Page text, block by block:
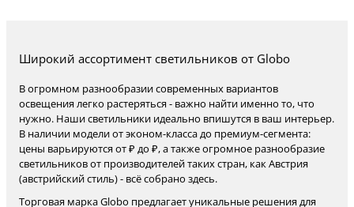
Широкий ассортимент светильников от Globo
В огромном разнообразии современных вариантов
освещения легко растеряться - важно найти именно то, что
нужно. Наши светильники идеально впишутся в ваш интерьер.
В наличии модели от эконом-класса до премиум-сегмента:
цены варьируются от ₽ до ₽, а также огромное разнообразие
светильников от производителей таких стран, как Австрия
(австрийский стиль) - всё собрано здесь.
Торговая марка Globo предлагает уникальные решения для